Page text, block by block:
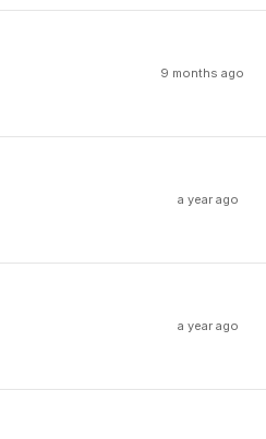
9 months ago
a year ago
a year ago